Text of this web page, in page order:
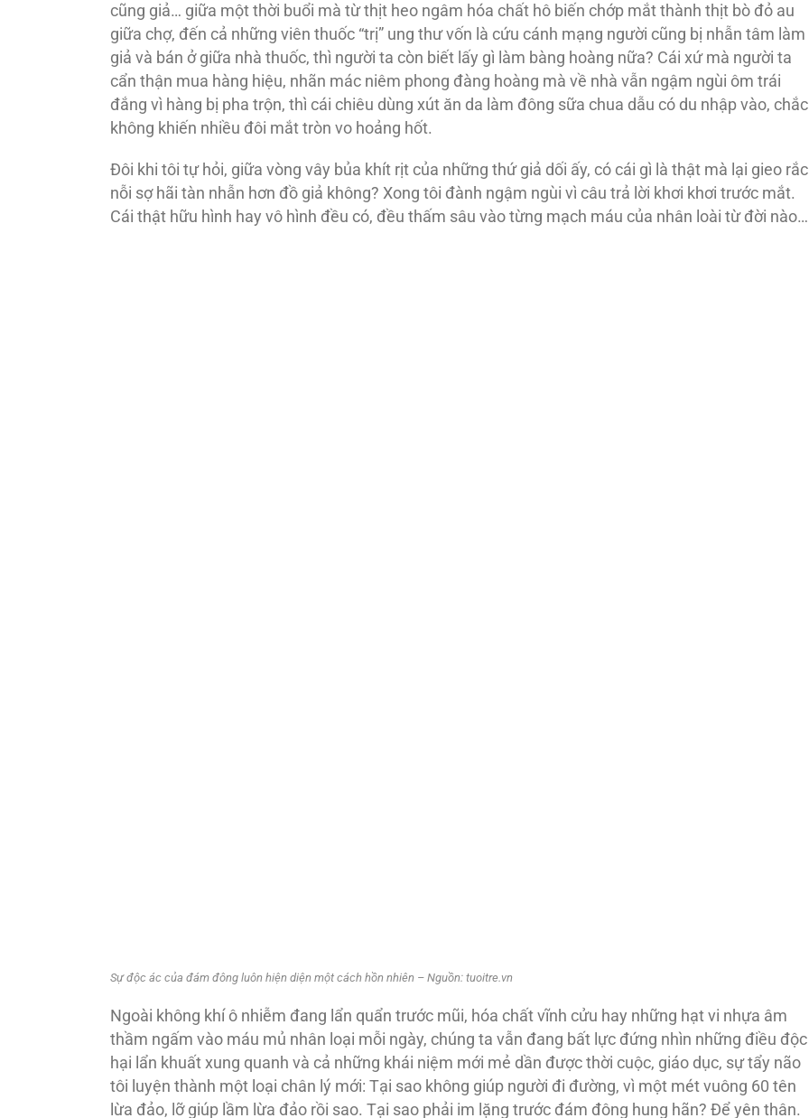
cũng giả… giữa một thời buổi mà từ thịt heo ngâm hóa chất hô biến chớp mắt thành thịt bò đỏ au
giữa chợ, đến cả những viên thuốc “trị” ung thư vốn là cứu cánh mạng người cũng bị nhẫn tâm làm
giả và bán ở giữa nhà thuốc, thì người ta còn biết lấy gì làm bàng hoàng nữa? Cái xứ mà người ta
cẩn thận mua hàng hiệu, nhãn mác niêm phong đàng hoàng mà về nhà vẫn ngậm ngùi ôm trái
đắng vì hàng bị pha trộn, thì cái chiêu dùng xút ăn da làm đông sữa chua dẫu có du nhập vào, chắc
không khiến nhiều đôi mắt tròn vo hoảng hốt.
Đôi khi tôi tự hỏi, giữa vòng vây bủa khít rịt của những thứ giả dối ấy, có cái gì là thật mà lại gieo rắc
nỗi sợ hãi tàn nhẫn hơn đồ giả không? Xong tôi đành ngậm ngùi vì câu trả lời khơi khơi trước mắt.
Cái thật hữu hình hay vô hình đều có, đều thấm sâu vào từng mạch máu của nhân loài từ đời nào…
Sự độc ác của đám đông luôn hiện diện một cách hồn nhiên – Nguồn: tuoitre.vn
Ngoài không khí ô nhiễm đang lẩn quẩn trước mũi, hóa chất vĩnh cửu hay những hạt vi nhựa âm
thầm ngấm vào máu mủ nhân loại mỗi ngày, chúng ta vẫn đang bất lực đứng nhìn những điều độc
hại lẩn khuất xung quanh và cả những khái niệm mới mẻ dần được thời cuộc, giáo dục, sự tẩy não
tôi luyện thành một loại chân lý mới: Tại sao không giúp người đi đường, vì một mét vuông 60 tên
lừa đảo, lỡ giúp lầm lừa đảo rồi sao. Tại sao phải im lặng trước đám đông hung hãn? Để yên thân.